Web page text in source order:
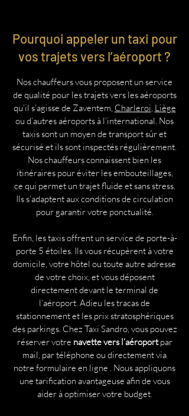
Pourquoi appeler un taxi pour
vos trajets vers l’aéroport ?
Nos chauffeurs vous proposent un service
de qualité pour les trajets vers les aéroports
qu’il s’agisse de Zaventem, Charleroi, Liège
ou d’autres aéroports à l’international. Nos
taxis sont un moyen de transport sûr et
sécurisé et ils sont inspectés régulièrement.
Nos chauffeurs connaissent bien les
itinéraires pour éviter les embouteillages,
ce qui permet un trajet fluide et sans stress.
Ils s’adaptent aux conditions de circulation
pour garantir votre ponctualité.
Enfin, les taxis offrent un service de porte-à-
porte 5 étoiles. Ils vous récupèrent à votre
domicile, votre hôtel ou toute autre adresse
de votre choix, et vous déposent
directement devant le terminal de
l’aéroport. Adieu les tracas de
stationnement et les prix stratosphériques
des parkings. Chez Taxi Sandro, vous pouvez
réserver votre navette vers l’aéroportpar
mail, par téléphone ou directement via
notre formulaire en ligne . Nous appliquons
une tarification avantageuse afin de vous
aider à optimiser votre budget.